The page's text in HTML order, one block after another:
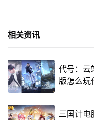
相关资讯
代号：云
版怎么玩
三国计电